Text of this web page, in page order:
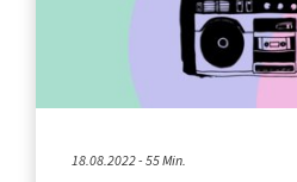
18.08.2022 - 55 Min.